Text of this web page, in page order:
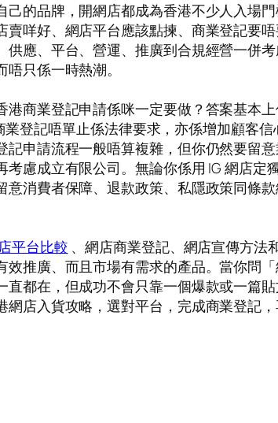
的品牌，開網店都成為香港不少人入場
咩好、網店平台應該點揀、商業登記要
應、平台、營運、推廣到合規經營一併
只係一時熱潮。
商業登記申請係咪一定要做？答案基本
登記唔單止係法律要求，亦係增加顧客
申請流程一般唔算複雜，但你仍然要留
慮成立有限公司。無論你係用 IG 網店定
消費者保障、退款政策、私隱政策同條
平台比較 、網店商業登記、網店宣傳方法
推廣、而且市場有需求的產品。當你問
都在，但成功不會只靠一個爆款或一篇
店入貨攻略，選對平台，完成商業登記